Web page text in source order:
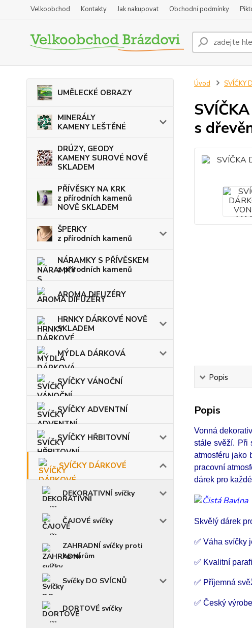
Velkoobchod Kontakty Jak nakupovat Obchodní podmínky
UMĚLECKÉ OBRAZY
MINERÁLY
KAMENY LEŠTĚNÉ
DRÚZY, GEODY
KAMENY SUROVÉ NOVĚ
SKLADEM
PŘÍVĚSKY NA KRK
z přírodních kamenů
NOVĚ SKLADEM
ŠPERKY
z přírodních kamenů
NÁRAMKY S PŘÍVĚSKEM
z přírodních kamenů
AROMA DIFUZÉRY
HRNKY DÁRKOVÉ NOVĚ
SKLADEM
MÝDLA DÁRKOVÁ
SVÍČKY VÁNOČNÍ
SVÍČKY ADVENTNÍ
SVÍČKY HŘBITOVNÍ
SVÍČKY DÁRKOVÉ
DEKORATIVNÍ svíčky
ČAJOVÉ svíčky
ZAHRADNÍ svíčky proti
komárům
Svíčky DO SVÍCNŮ
DORTOVÉ svíčky
Úvod SVÍČKY
s
Popis
Popis
Vonná
stále svěží. Při
atmosféru jako
pracovní
dárek pro
Skvělý dárek
✅ Váha svíčky
✅ Kvalitní
✅ Příjemná
✅ Český